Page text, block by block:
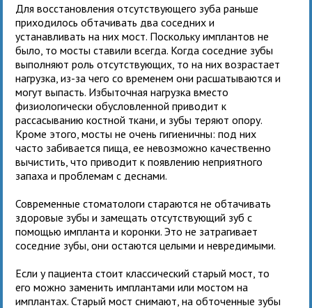
Для восстановления отсутствующего зуба раньше
приходилось обтачивать два соседних и
устанавливать на них мост. Поскольку имплантов не
было, то мосты ставили всегда. Когда соседние зубы
выполняют роль отсутствующих, то на них возрастает
нагрузка, из-за чего со временем они расшатываются и
могут выпасть. Избыточная нагрузка вместо
физиологически обусловленной приводит к
рассасыванию костной ткани, и зубы теряют опору.
Кроме этого, мосты не очень гигиеничны: под них
часто забивается пища, ее невозможно качественно
вычистить, что приводит к появлению неприятного
запаха и проблемам с деснами.
Современные стоматологи стараются не обтачивать
здоровые зубы и замещать отсутствующий зуб с
помощью импланта и коронки. Это не затрагивает
соседние зубы, они остаются целыми и невредимыми.
Если у пациента стоит классический старый мост, то
его можно заменить имплантами или мостом на
имплантах. Старый мост снимают, на обточенные зубы